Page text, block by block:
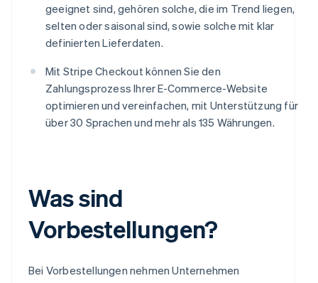
geeignet sind, gehören solche, die im Trend liegen,
selten oder saisonal sind, sowie solche mit klar
definierten Lieferdaten.
Mit Stripe Checkout können Sie den
Zahlungsprozess Ihrer E-Commerce-Website
optimieren und vereinfachen, mit Unterstützung für
über 30 Sprachen und mehr als 135 Währungen.
Was sind
Vorbestellungen?
Bei Vorbestellungen nehmen Unternehmen